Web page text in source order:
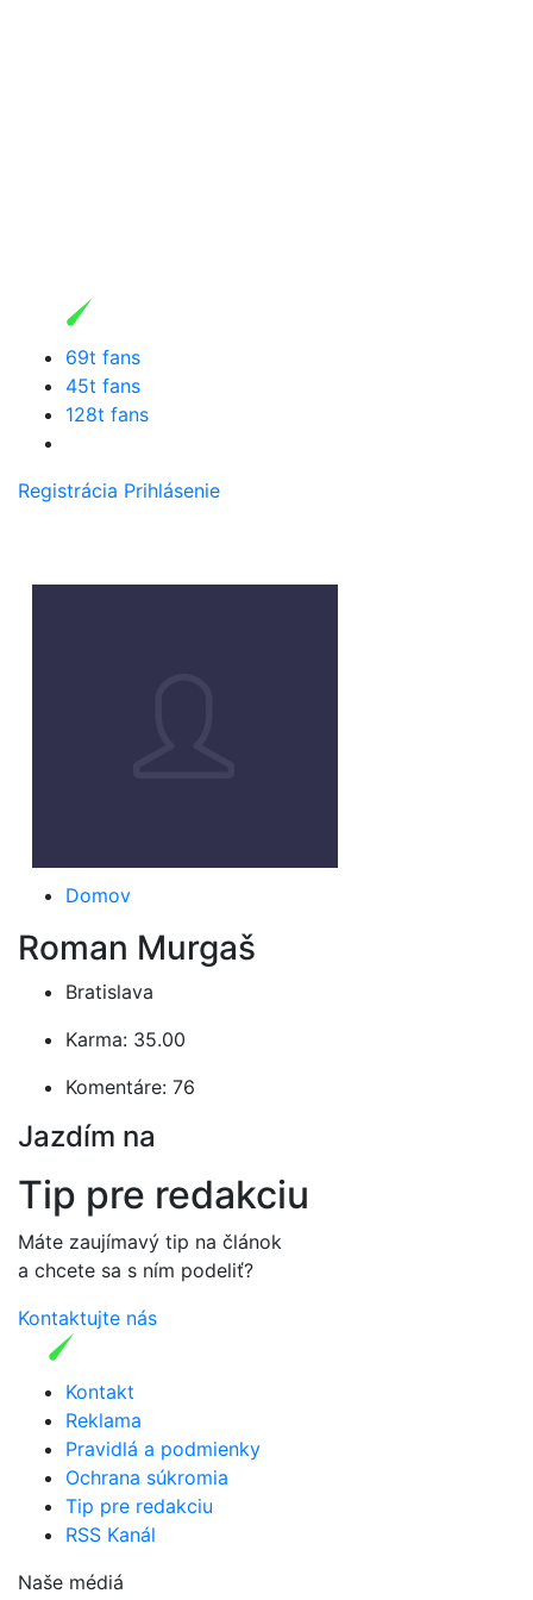
69t fans
45t fans
128t fans
Registrácia Prihlásenie
Domov
Roman Murgaš
Bratislava
Karma: 35.00
Komentáre: 76
Jazdím na
Tip pre redakciu
Máte zaujímavý tip na článok
a chcete sa s ním podeliť?
Kontaktujte nás
Kontakt
Reklama
Pravidlá a podmienky
Ochrana súkromia
Tip pre redakciu
RSS Kanál
Naše médiá